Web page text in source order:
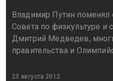
Владимир Путин поменял
Совета по физкультуре и
Дмитрий Медведев,
правительства и
23 августа 2012